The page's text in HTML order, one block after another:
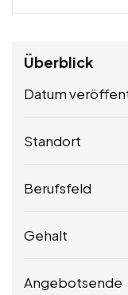
Überblick
Datum
Standort
Berufsfeld
Gehalt
Angebotsende